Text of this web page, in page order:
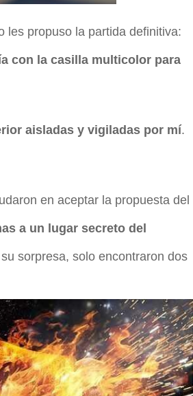
les propuso la partida definitiva:
con la casilla multicolor para
aisladas y vigiladas por mí.
en aceptar la propuesta del
a un lugar secreto del
sorpresa, solo encontraron dos